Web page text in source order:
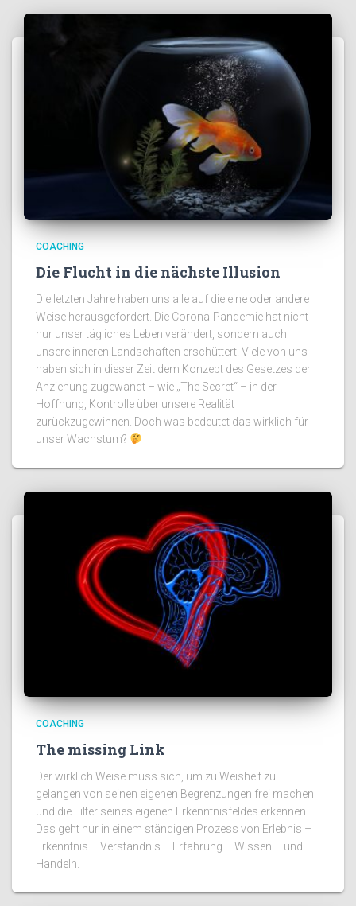
COACHING
Die Flucht in die nächste Illusion
Die letzten Jahre haben uns alle auf die eine oder andere
Weise herausgefordert. Die Corona-Pandemie hat nicht
nur unser tägliches Leben verändert, sondern auch
unsere inneren Landschaften erschüttert. Viele von uns
haben sich in dieser Zeit dem Konzept des Gesetzes der
Anziehung zugewandt – wie „The Secret“ – in der
Hoffnung, Kontrolle über unsere Realität
zurückzugewinnen. Doch was bedeutet das wirklich für
unser Wachstum?
COACHING
The missing Link
Der wirklich Weise muss sich, um zu Weisheit zu
gelangen von seinen eigenen Begrenzungen frei machen
und die Filter seines eigenen Erkenntnisfeldes erkennen.
Das geht nur in einem ständigen Prozess von Erlebnis –
Erkenntnis – Verständnis – Erfahrung – Wissen – und
Handeln.